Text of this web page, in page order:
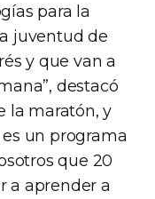
para la
juventud de
y que van a
destacó
la maratón, y
un programa
que 20
a aprender a